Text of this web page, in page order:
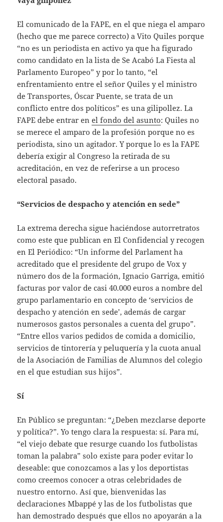
El comunicado de la FAPE, en el que niega el amparo
(hecho que me parece correcto) a Vito Quiles porque
“no es un periodista en activo ya que ha figurado
como candidato en la lista de Se Acabó La Fiesta al
Parlamento Europeo” y por lo tanto, “el
enfrentamiento entre el señor Quiles y el ministro
de Transportes, Óscar Puente, se trata de un
conflicto entre dos políticos” es una gilipollez. La
FAPE debe entrar enel fondo del asunto: Quiles no
se merece el amparo de la profesión porque no es
periodista, sino un agitador. Y porque lo es la FAPE
debería exigir al Congreso la retirada de su
acreditación, en vez de referirse a un proceso
electoral pasado.
“Servicios de despacho y atención en sede”
La extrema derecha sigue haciéndose autorretratos
como este que publican en El Confidencial y recogen
en El Periódico: “Un informe del Parlament ha
acreditado que el presidente del grupo de Vox y
número dos de la formación, Ignacio Garriga, emitió
facturas por valor de casi 40.000 euros a nombre del
grupo parlamentario en concepto de ‘servicios de
despacho y atención en sede’, además de cargar
numerosos gastos personales a cuenta del grupo”.
“Entre ellos varios pedidos de comida a domicilio,
servicios de tintorería y peluquería y la cuota anual
de la Asociación de Familias de Alumnos del colegio
en el que estudian sus hijos”.
Sí
En Público se preguntan: “¿Deben mezclarse deporte
y política?”. Yo tengo clara la respuesta: sí. Para mí,
“el viejo debate que resurge cuando los futbolistas
toman la palabra” solo existe para poder evitar lo
deseable: que conozcamos a las y los deportistas
como creemos conocer a otras celebridades de
nuestro entorno. Así que, bienvenidas las
declaraciones Mbappé y las de los futbolistas que
han demostrado después que ellos no apoyarán a la